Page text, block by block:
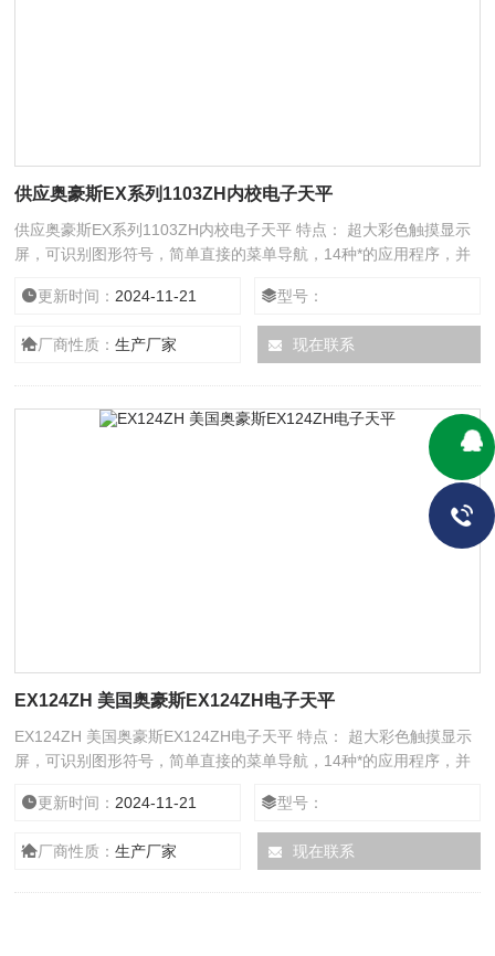
供应奥豪斯EX系列1103ZH内校电子天平
供应奥豪斯EX系列1103ZH内校电子天平 特点： 超大彩色触摸显示
屏，可识别图形符号，简单直接的菜单导航，14种*的应用程序，并
接点触，反应快速；
更新时间： 2024-11-21 型号：
厂商性质：生产厂家 现在联系
EX124ZH 美国奥豪斯EX124ZH电子天平
EX124ZH 美国奥豪斯EX124ZH电子天平 特点： 超大彩色触摸显示
屏，可识别图形符号，简单直接的菜单导航，14种*的应用程序，并
接点触，反应快速；
更新时间： 2024-11-21 型号：
厂商性质：生产厂家 现在联系